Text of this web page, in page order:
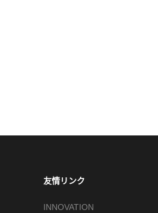
友情リンク
INNOVATION